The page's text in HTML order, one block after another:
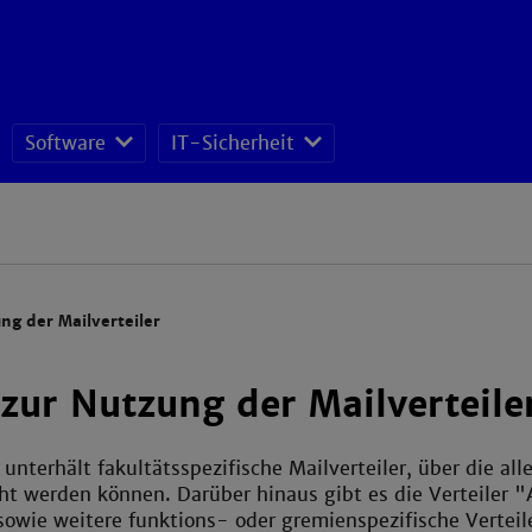
Software IT-Sicherheit
der Mailverteiler
Nutzung der
unterhält fakultätsspezifische Mailverteiler, über die
werden können. Darüber hinaus gibt es die
weitere funktions- oder gremienspezifische